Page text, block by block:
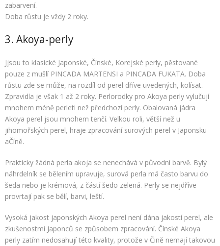
zabarvení.
Doba růstu je vždy 2 roky.
3. Akoya-perly
Jjsou to klasické Japonské, Čínské, Korejské perly, pěstované
pouze z mušlí PINCADA MARTENSI a PINCADA FUKATA. Doba
růstu zde se může, na rozdíl od perel dříve uvedených, kolísat.
Zpravidla je však 1 až 2 roky. Perlorodky pro Akoya perly vylučují
mnohem méně perleti než předchozí perly. Obalovaná jádra
Akoya perel jsou mnohem tenčí. Velkou roli, větší než u
jihomořských perel, hraje zpracování surových perel v Japonsku
aČíně.
Prakticky žádná perla akoja se nenechává v původní barvě. Bylý
náhrdelník se bělením upravuje, surová perla má často barvu do
šeda nebo je krémová, z částí šedo zelená. Perly se nejdříve
provrtají pak se bělí, barvi, leští.
Vysoká jakost japonských Akoya perel není dána jakostí perel, ale
zkušenostmi Japonců se způsobem zpracování. Čínské Akoya
perly zatím nedosahují této kvality, protože v Čině nemají takovou